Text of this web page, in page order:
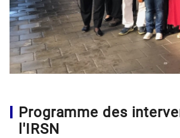
​Programme des
l'IRSN